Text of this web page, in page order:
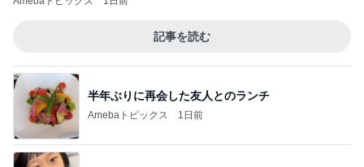
記事を読む
半年ぶりに再会した友人とのランチ
Amebaトピックス 1日前